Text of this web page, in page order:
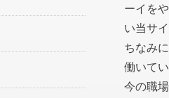
ーイを
い当サ
ちなみ
働いてい
今の職